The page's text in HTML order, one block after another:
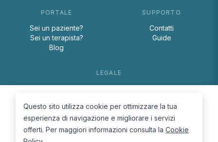
PORTALE
Sei un paziente?
Sei un terapista?
Blog
SUPPORTO
Contatti
Guide
LEGALE
Cookie Policy
Questo sito utilizza cookie per ottimizzare la tua
esperienza di navigazione e migliorare i servizi
offerti. Per maggiori informazioni consulta la Cookie